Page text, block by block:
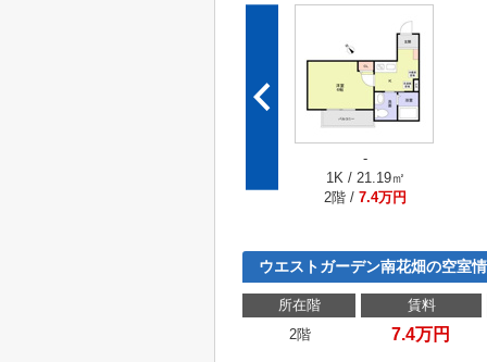
-
1K / 21.19㎡
2階 / 7.4万円
ウエストガーデン南花畑の空室
所在階 賃料
2階
7.4万円